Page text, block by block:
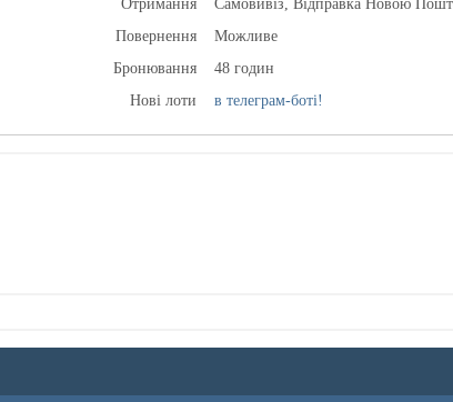
Отримання
Самовивіз, Відправка Новою
Повернення
Можливе
Бронювання
48 годин
Нові лоти
в телеграм-боті!